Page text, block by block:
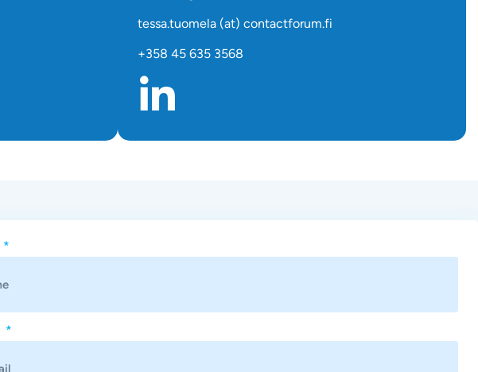
tessa.tuomela (at) contactforum.fi
+358 45 635 3568